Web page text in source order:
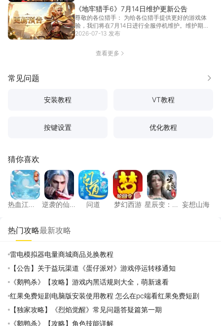
《地牢猎手6》7月14日维护更新公告
尊敬的各位猎手： 为给各位猎手提供更好的游戏体
验，我们将在7月14日进行全服停机维护。维护期间
将无法... [详情]
2026-07-13 发布
查看更多
常见问题 更多
安装教程 VT教程
按键设置 优化教程
猜你喜欢
热血江湖：觉醒
热血江
逆袭的仙王
逆袭的仙
问道
问道
梦幻西游
梦幻西游
星辰变：归来
星辰变：
妄想山海
热门攻略最新攻略
雷电模拟器电量商城商品兑换教程
【公告】关于益玩渠道《蛋仔派对》游戏停运转移通知
《鹅鸭杀》【攻略】游戏内黑话规则大全，萌新速看
红果免费短剧电脑版安装使用教程 怎么在pc端看红果免费短剧
【独家攻略】《烈焰觉醒》常见问题答疑篇第一期
《鹅鸭杀》【攻略】角色技能详解